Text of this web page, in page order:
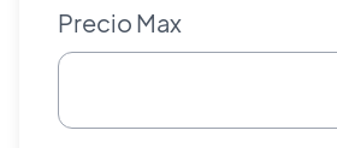
Precio Max